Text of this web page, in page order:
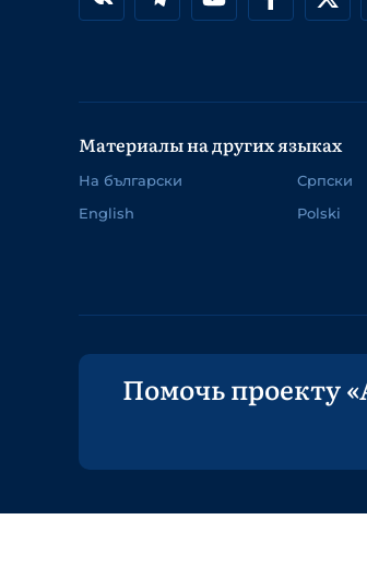
Материалы на других языках
На български
English
Српски
Polski
Помочь проекту